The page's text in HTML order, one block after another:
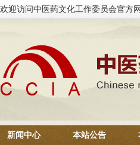
欢迎访问中医药文化工作委员会官方
新闻中心 本站公告